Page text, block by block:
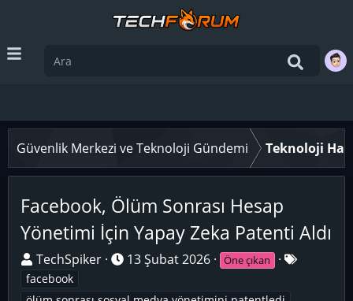
Güvenlik Merkezi ve Teknoloji Gündemi Teknoloji
Facebook, Ölüm Sonrası Hesap
Yönetimi İçin Yapay Zeka Patenti Aldı
K
o
n
TechSpiker
B
ş
13 Şubat 2026 Öne çıkan
E
facebook